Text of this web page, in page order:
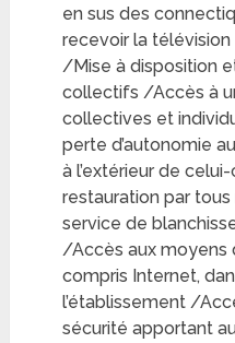
en sus des
recevoir la
/Mise à disposition
collectifs /Accès à
collectives et
perte d’autonomie
à l’extérieur de
restauration par
service de
/Accès aux moyens
compris Internet,
l’établissement /
sécurité apportant